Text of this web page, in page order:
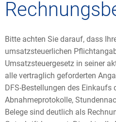
und
Bitte achten Sie darauf, dass
umsatzsteuerlichen
Umsatzsteuergesetz in seiner
alle vertraglich geforderten
DFS-Bestellungen des Einkaufs
Abnahmeprotokolle,
Belege sind deutlich als